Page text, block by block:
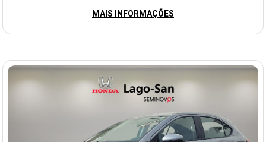
MAIS INFORMAÇÕES